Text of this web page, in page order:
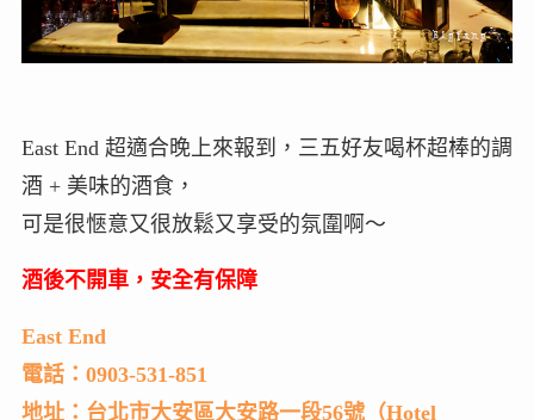
East End 超適合晚上來報到，三五好友喝杯超棒的調
酒 + 美味的酒食，
可是很愜意又很放鬆又享受的氛圍啊～
酒後不開車，安全有保障
East End
電話：0903-531-851
地址：台北市大安區大安路一段56號（Hotel